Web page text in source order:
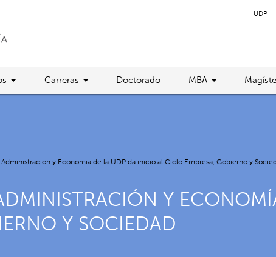
UDP
Carreras Doctorado MBA
y Economía de la UDP da inicio al Ciclo Empresa, Gobierno y
Y
Y SOCIEDAD